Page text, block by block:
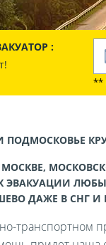
:
**
ПОДМОСКОВЬЕ
ЭВАКУАЦИИ
ДАЖЕ В СНГ
транспортном